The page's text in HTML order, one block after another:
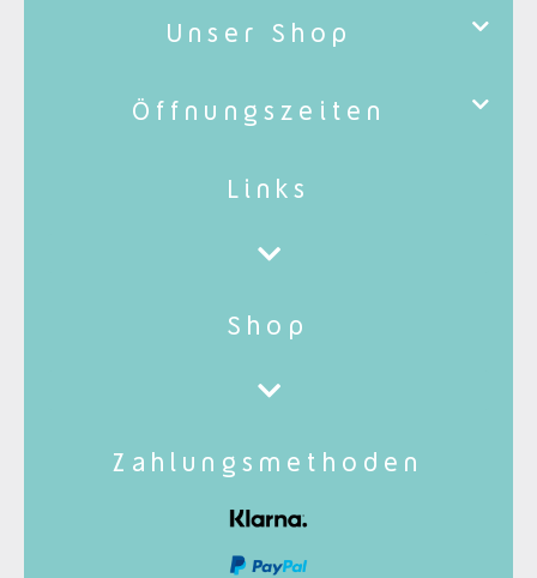
Unser Shop
Öffnungszeiten
Links
Shop
Zahlungsmethoden